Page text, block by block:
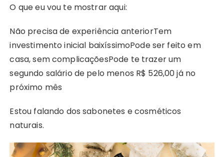
O que eu vou te mostrar aqui:
Não precisa de experiência anteriorTem
investimento inicial baixíssimoPode ser feito em
casa, sem complicaçõesPode te trazer um
segundo salário de pelo menos R$ 526,00 já no
próximo mês
Estou falando dos sabonetes e cosméticos
naturais.